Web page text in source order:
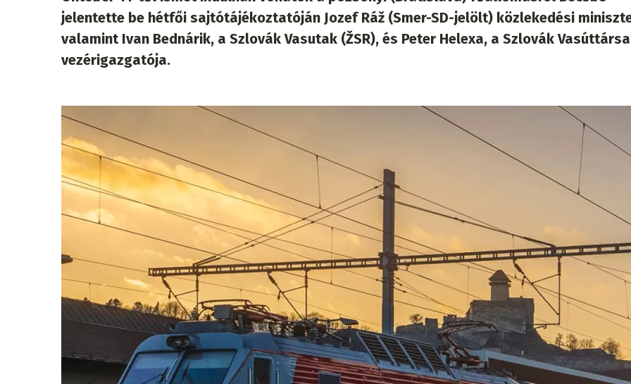
jelentette be hétfői sajtótájékoztatóján Jozef Ráž (Smer-SD-jelölt) közlekedési
valamint Ivan Bednárik, a Szlovák Vasutak (ŽSR), és Peter Helexa, a Szlovák
vezérigazgatója.